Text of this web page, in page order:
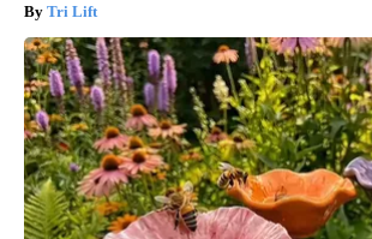
Tri Lift